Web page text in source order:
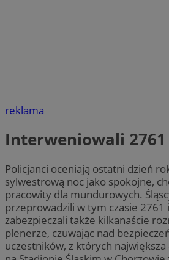
reklama
Interweniowali
Policjanci oceniają ostatni dzień
sylwestrową noc jako spokojne,
pracowity dla mundurowych.
przeprowadzili w tym czasie 2761
zabezpieczali także kilkanaście
plenerze, czuwając nad
uczestników, z których